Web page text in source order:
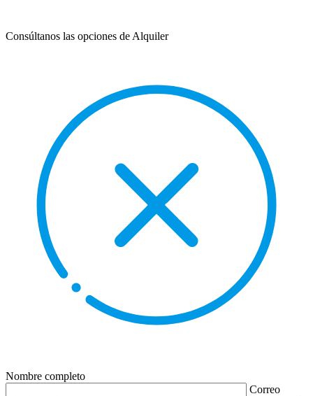
Consúltanos las opciones de Alquiler
Nombre completo
Correo